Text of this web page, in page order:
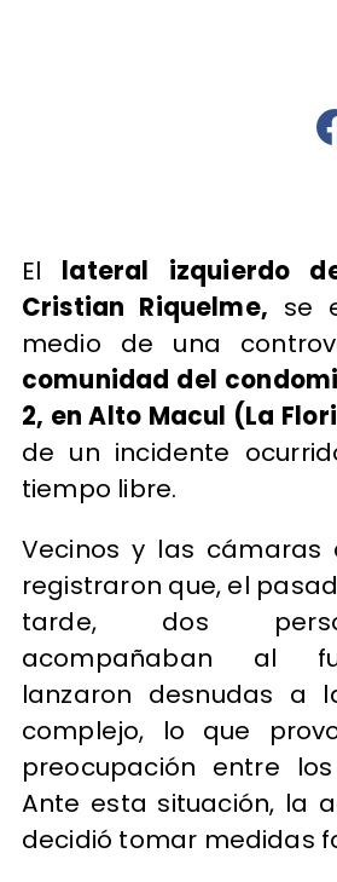
El lateral izquierdo
Cristian Riquelme, se
medio de una
comunidad del
2, en Alto Macul (La
de un incidente
tiempo libre.
Vecinos y las cámaras
registraron que, el
tarde, dos
acompañaban al
lanzaron desnudas a
complejo, lo que
preocupación entre
Ante esta situación, la
decidió tomar medidas